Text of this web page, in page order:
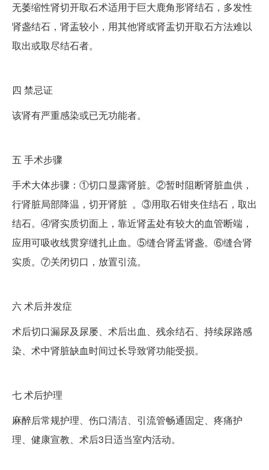
无萎缩性肾切开取石术适用于巨大鹿角形肾结石，多发性
肾盏结石，肾盂较小，用其他肾或肾盂切开取石方法难以
取出或取尽结石者。
四 禁忌证
该肾有严重感染或已无功能者。
五 手术步骤
手术大体步骤：①切口显露肾脏。②暂时阻断肾脏血供，
行肾脏局部降温，切开肾脏 。③用取石钳夹住结石，取出
结石。④肾实质切面上，靠近肾盂处有较大的血管断端，
应用可吸收线贯穿缝扎止血。⑤缝合肾盂肾盏。⑥缝合肾
实质。⑦关闭切口，放置引流。
六术后并发症
术后切口漏尿及尿屡、术后出血、残余结石、持续尿路感
染、术中肾脏缺血时间过长导致肾功能受损。
七术后护理
麻醉后常规护理、伤口清洁、引流管畅通固定、疼痛护
理、健康宣教、术后3日适当室内活动。